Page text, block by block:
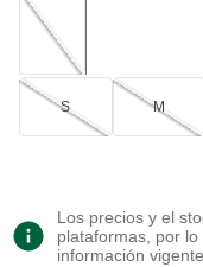
S M
Los precios y el
plataformas, por
información